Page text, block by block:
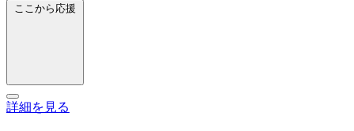
ここから応援
詳細を見る